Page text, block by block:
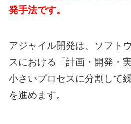
発手法です。
アジャイル開発は、ソフト
スにおける「計画・開発・
小さいプロセスに分割して
を進めます。